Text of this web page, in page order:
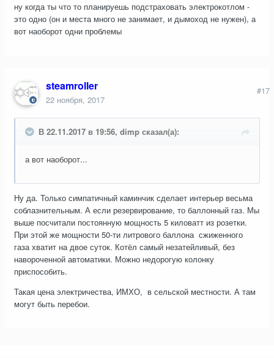
ну когда ты что то планируешь подстраховать электрокотлом -
это одно (он и места много не занимает, и дымоход не нужен), а
вот наоборот одни проблемы
steamroller
22 ноября, 2017
#17
В 22.11.2017 в 19:56, dimp сказал(а):
а вот наоборот...
Ну да. Только симпатичный каминчик сделает интерьер весьма
соблазнительным. А если резервирование, то баллонный газ. Мы
выше посчитали постоянную мощность 5 киловатт из розетки.
При этой же мощности 50-ти литрового баллона сжиженного
газа хватит на двое суток. Котёл самый незатейливый, без
навороченной автоматики. Можно недорогую колонку
приспособить.
Такая цена электричества, ИМХО, в сельской местности. А там
могут быть перебои.